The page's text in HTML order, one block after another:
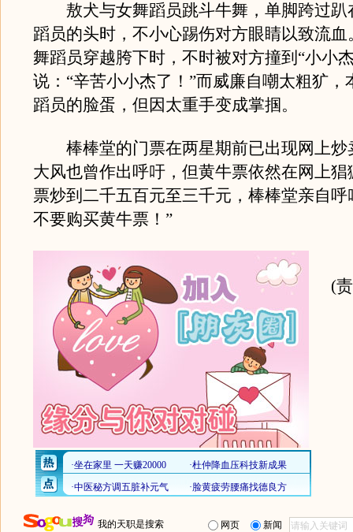
敖犬与女舞蹈员跳斗牛舞，单脚跨过趴
蹈员的头时，不小心踢伤对方眼睛以致流血
舞蹈员穿越胯下时，不时被对方撞到“小小
说：“辛苦小小杰了！”而威廉自嘲太粗犷，
蹈员的脸蛋，但因太重手变成掌掴。
棒棒堂的门票在两星期前已出现网上炒
大风也曾作出呼吁，但黄牛票依然在网上猖
票炒到二千五百元至三千元，棒棒堂亲自呼
不要购买黄牛票！”
(
我的天职是搜索 网页 新闻